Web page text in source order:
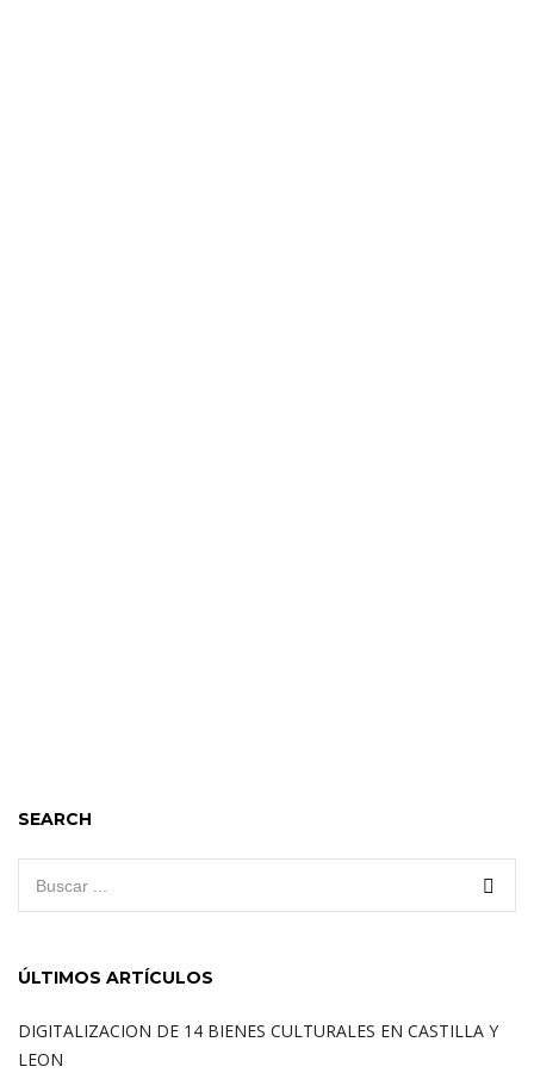
SEARCH
ÚLTIMOS ARTÍCULOS
DIGITALIZACION DE 14 BIENES CULTURALES EN CASTILLA Y
LEON